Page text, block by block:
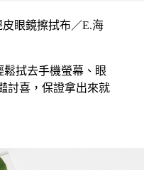
眼鏡擦拭布／E.海
鬆拭去手機螢幕、眼
討喜，保證拿出來就